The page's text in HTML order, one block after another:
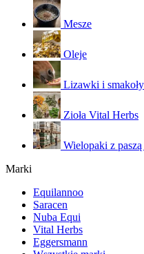
Mesze
Oleje
Lizawki i
Zioła Vital Herbs
Wielopaki z
Marki
Equilannoo
Saracen
Nuba Equi
Vital Herbs
Eggersmann